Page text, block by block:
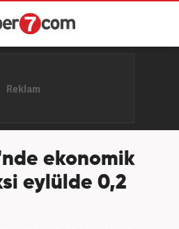
ekonomik
eylülde 0,2